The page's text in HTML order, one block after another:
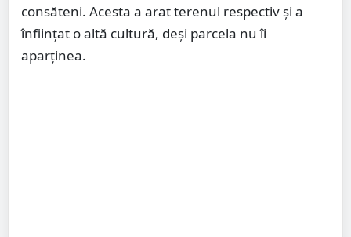
consăteni. Acesta a arat terenul respectiv și a
înființat o altă cultură, deși parcela nu îi
aparținea.